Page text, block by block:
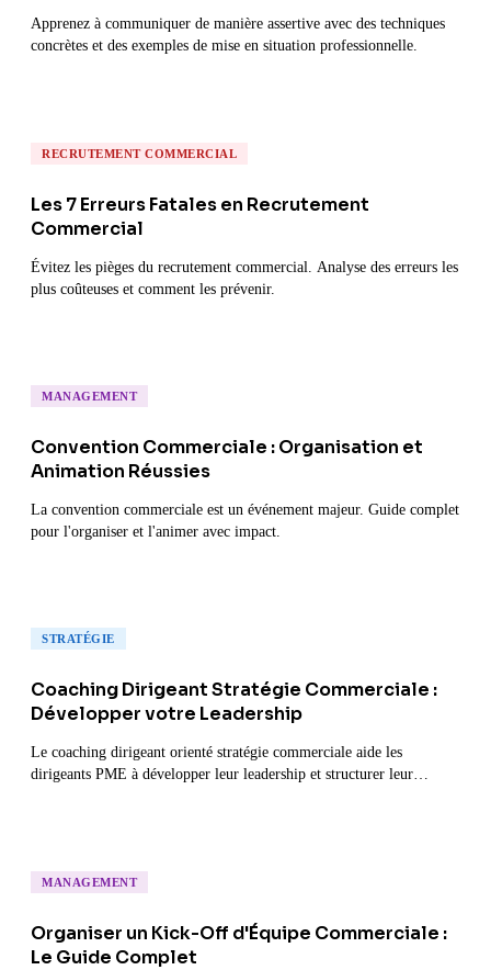
Apprenez à communiquer de manière assertive avec des techniques
concrètes et des exemples de mise en situation professionnelle.
RECRUTEMENT COMMERCIAL
Les 7 Erreurs Fatales en Recrutement
Commercial
Évitez les pièges du recrutement commercial. Analyse des erreurs les
plus coûteuses et comment les prévenir.
MANAGEMENT
Convention Commerciale : Organisation et
Animation Réussies
La convention commerciale est un événement majeur. Guide complet
pour l'organiser et l'animer avec impact.
STRATÉGIE
Coaching Dirigeant Stratégie Commerciale :
Développer votre Leadership
Le coaching dirigeant orienté stratégie commerciale aide les
dirigeants PME à développer leur leadership et structurer leur
MANAGEMENT
Organiser un Kick-Off d'Équipe Commerciale :
Le Guide Complet